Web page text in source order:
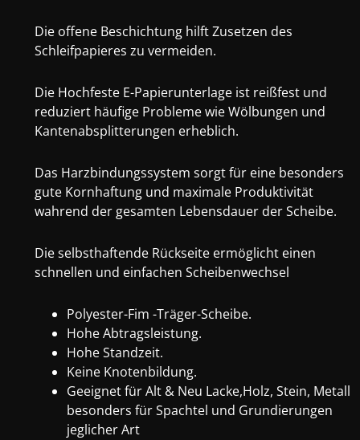
Die offene Beschichtung hilft Zusetzen des
Schleifpapieres zu vermeiden.
Die Hochfeste E-Papierunterlage ist reißfest und
reduziert häufige Probleme wie Wölbungen und
Kantenabsplitterungen erheblich.
Das Harzbindungssystem sorgt für eine besonders
gute Kornhaftung und maximale Produktivität
wahrend der gesamten Lebensdauer der Scheibe.
Die selbsthaftende Rückseite ermöglicht einen
schnellen und einfachen Scheibenwechsel
Polyester-Fim -Träger-Scheibe.
Hohe Abtragsleistung.
Hohe Standzeit.
Keine Knotenbildung.
Geeignet für Alt & Neu Lacke,Holz, Stein, Metall
besonders für Spachtel und Grundierungen
jeglicher Art